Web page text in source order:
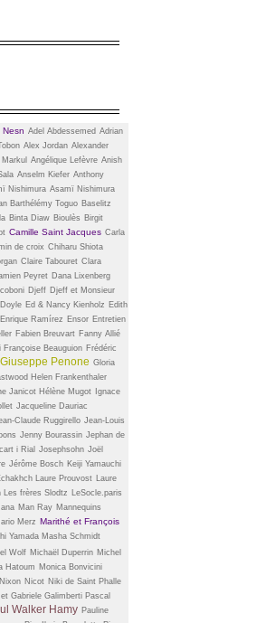
Nesn Adel Abdessemed Adrian
Alex Jordan Alexander
Angélique Lefèvre Anish
Anselm Kiefer Anthony
Nishimura Asamï Nishimura
Barthélémy Toguo Baselitz
Binta Diaw Bioulès Birgit
Camille Saint Jacques Carla
de croix Chiharu Shiota
Claire Tabouret Clara
Peyret Dana Lixenberg
Djeff Djeff et Monsieur
Ed & Nancy Kienholz Edith
Enrique Ramírez Ensor Entretien
Fabien Breuvart Fanny Allié
Françoise Beauguion Frédéric
Giuseppe Penone Gloria
Helen Frankenthaler
Janicot Hélène Mugot
Ignace
Jacqueline Dauriac
Claude Ruggirello Jean-Louis
Jenny Bourassin Jephan de
i Rial Josephsohn Joël
Jérôme Bosch Keiji Yamauchi
Laure Prouvost
Laure
Les frères Slodtz
LeSocle.paris
Man Ray Mannequins
Merz Marithé et François
Yamada Masha Schmidt
Wolf Michaël Duperrin Michel
Hatoum Monica Bonvicini
Nicot Niki de Saint Phalle
Gabriele Galimberti Pascal
Walker Hamy Pauline